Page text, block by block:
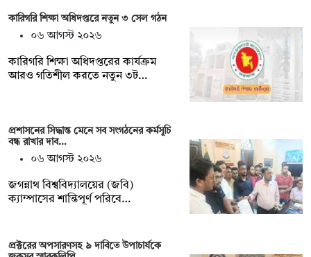
কারিগরি শিক্ষা অধিদপ্তরে নতুন ৩ সেল গঠন
০৬ আগস্ট ২০২৬
কারিগরি শিক্ষা অধিদপ্তরের কার্যক্রম
আরও গতিশীল করতে নতুন ৩ট…
প্রশাসনের সিদ্ধান্ত মেনে সব সংগঠনের কর্মসূচি
বন্ধ রাখার দাব…
০৬ আগস্ট ২০২৬
জগন্নাথ বিশ্ববিদ্যালয়ের (জবি)
ক্যাম্পাসের শান্তিপূর্ণ পরিবে…
প্রক্টরের অপসারণসহ ৯ দাবিতে উপাচার্যকে